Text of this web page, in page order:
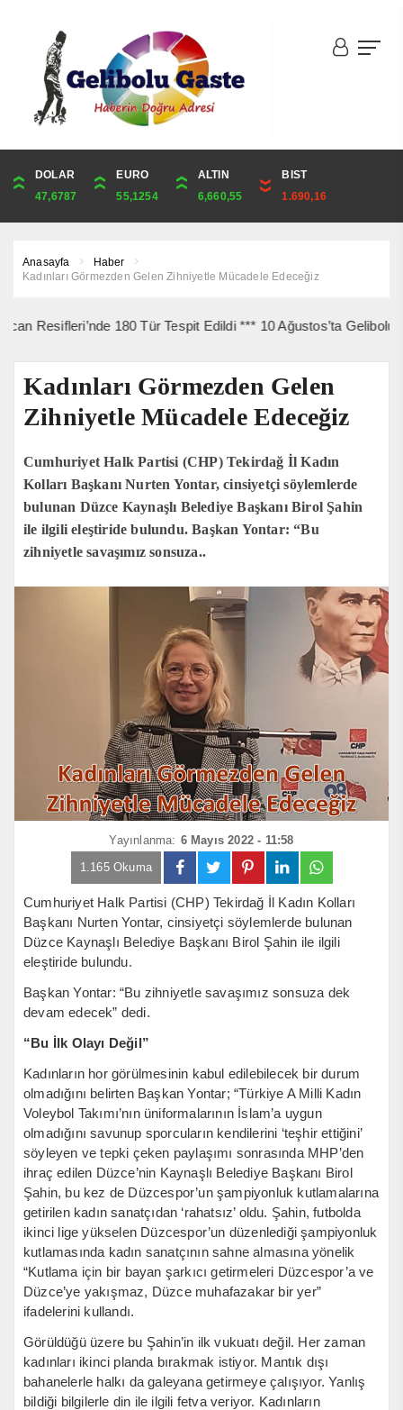
DOLAR
47,6787
EURO
55,1254
ALTIN
6,660,55
BIST
1.690,16
ONS
4,341,81
ALTIN
6,660,55
ÇEYREK
10,889,99
CUMHURİYET
44,750,00
Anasayfa
Haber
Kadınları Görmezden Gelen Zihniyetle Mücadele Edeceğiz
180 Tür Tespit Edildi *** 10 Ağustos’ta Gelibolu
Kadınları Görmezden Gelen
Zihniyetle Mücadele Edeceğiz
Cumhuriyet Halk Partisi (CHP) Tekirdağ İl Kadın
Kolları Başkanı Nurten Yontar, cinsiyetçi söylemlerde
bulunan Düzce Kaynaşlı Belediye Başkanı Birol Şahin
ile ilgili eleştiride bulundu. Başkan Yontar: “Bu
zihniyetle savaşımız sonsuza..
Yayınlanma: 6 Mayıs 2022 - 11:58
1.165 Okuma
Cumhuriyet Halk Partisi (CHP) Tekirdağ İl Kadın Kolları
Başkanı Nurten Yontar, cinsiyetçi söylemlerde bulunan
Düzce Kaynaşlı Belediye Başkanı Birol Şahin ile ilgili
eleştiride bulundu.
Başkan Yontar: “Bu zihniyetle savaşımız sonsuza dek
devam edecek” dedi.
“Bu İlk Olayı Değil”
Kadınların hor görülmesinin kabul edilebilecek bir durum
olmadığını belirten Başkan Yontar; “Türkiye A Milli Kadın
Voleybol Takımı’nın üniformalarının İslam’a uygun
olmadığını savunup sporcuların kendilerini ‘teşhir ettiğini’
söyleyen ve tepki çeken paylaşımı sonrasında MHP’den
ihraç edilen Düzce’nin Kaynaşlı Belediye Başkanı Birol
Şahin, bu kez de Düzcespor’un şampiyonluk kutlamalarına
getirilen kadın sanatçıdan ‘rahatsız’ oldu. Şahin, futbolda
ikinci lige yükselen Düzcespor’un düzenlediği şampiyonluk
kutlamasında kadın sanatçının sahne almasına yönelik
“Kutlama için bir bayan şarkıcı getirmeleri Düzcespor’a ve
Düzce’ye yakışmaz, Düzce muhafazakar bir yer”
ifadelerini kullandı.
Görüldüğü üzere bu Şahin’in ilk vukuatı değil. Her zaman
kadınları ikinci planda bırakmak istiyor. Mantık dışı
bahanelerle halkı da galeyana getirmeye çalışıyor. Yanlış
bildiği bilgilerle din ile ilgili fetva veriyor. Kadınların